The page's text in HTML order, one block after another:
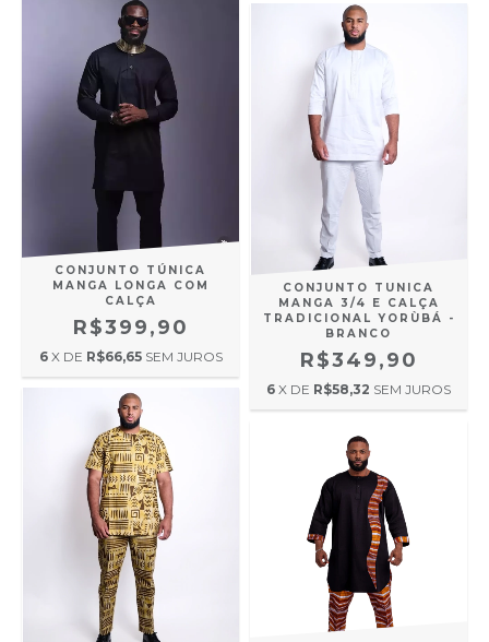
CONJUNTO TÚNICA
MANGA LONGA COM
CALÇA
R$399,90
6 X DE R$66,65 SEM JUROS
CONJUNTO TUNICA
MANGA 3/4 E CALÇA
TRADICIONAL YORÙBÁ -
BRANCO
R$349,90
6 X DE R$58,32 SEM JUROS